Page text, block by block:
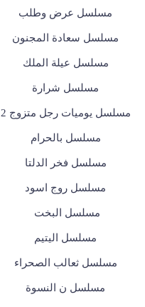
مسلسل عرض وطلب
مسلسل سعادة المجنون
مسلسل عيلة الملك
مسلسل شرارة
مسلسل يوميات رجل متزوج 2
مسلسل بالحرام
مسلسل فخر الدلتا
مسلسل روج اسود
مسلسل البخت
مسلسل اليتيم
مسلسل ثعالب الصحراء
مسلسل ن النسوة